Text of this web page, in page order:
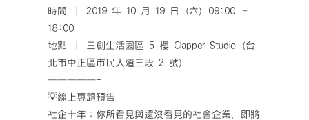
時間 │ 2019 年 10 月 19 日（六）09:00 –
18:00
地點 │ 三創生活園區 5 樓 Clapper Studio（台
北市中正區市民大道三段 2 號）
—————-
💡線上專題預告
社企十年：你所看見與還沒看見的社會企業，即將